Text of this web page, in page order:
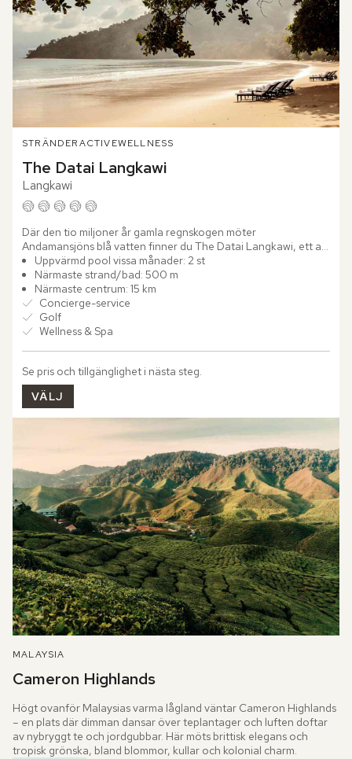
STRÄNDERACTIVEWELLNESS
The Datai Langkawi
Langkawi
Där den tio miljoner år gamla regnskogen möter
Andamansjöns blå vatten finner du The Datai Langkawi, ett av
Malaysias absolut bästa lyxhotell.
Hotellet vilar som en harmonisk...
Uppvärmd pool vissa månader: 2 st
Närmaste strand/bad: 500 m
Närmaste centrum: 15 km
Concierge-service
Golf
Wellness & Spa
Se pris och tillgänglighet i nästa steg.
VÄLJ
MALAYSIA
Cameron Highlands
Högt ovanför Malaysias varma lågland väntar Cameron Highlands
– en plats där dimman dansar över teplantager och luften doftar
av nybryggt te och jordgubbar. Här möts brittisk elegans och
tropisk grönska, bland blommor, kullar och kolonial charm.